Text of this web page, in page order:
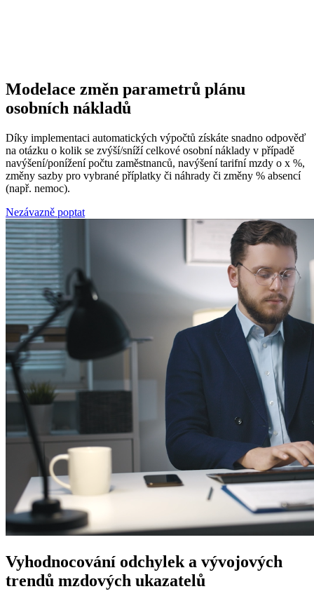
Modelace změn parametrů plánu
osobních nákladů
Díky implementaci automatických výpočtů získáte snadno odpověď
na otázku o kolik se zvýší/sníží celkové osobní náklady v případě
navýšení/ponížení počtu zaměstnanců, navýšení tarifní mzdy o x %,
změny sazby pro vybrané příplatky či náhrady či změny % absencí
(např. nemoc).
Nezávazně poptat
Vyhodnocování odchylek a vývojových
trendů mzdových ukazatelů